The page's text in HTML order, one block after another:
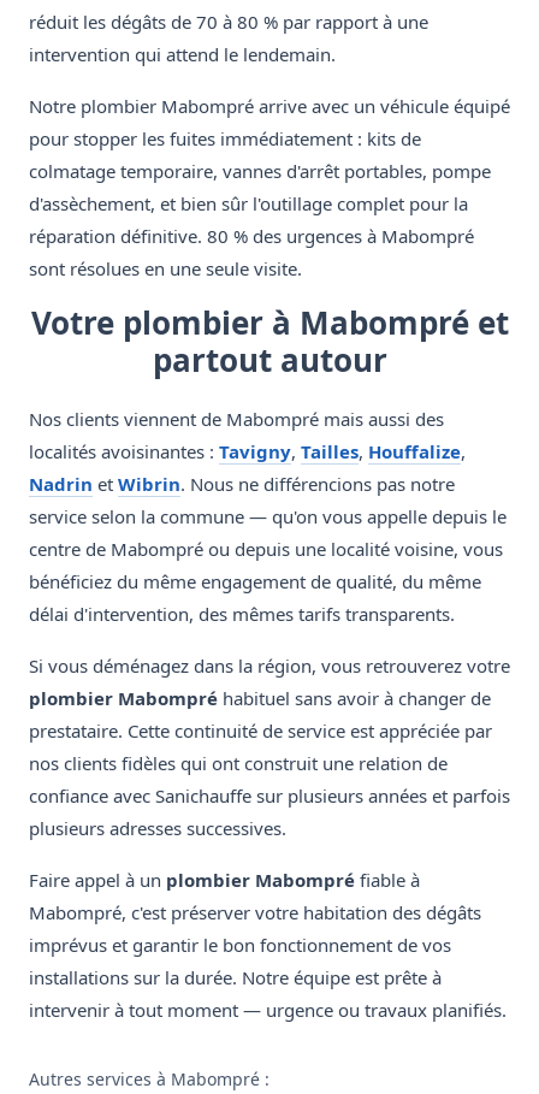
réduit les dégâts de 70 à 80 % par rapport à une
intervention qui attend le lendemain.
Notre plombier Mabompré arrive avec un véhicule équipé
pour stopper les fuites immédiatement : kits de
colmatage temporaire, vannes d'arrêt portables, pompe
d'assèchement, et bien sûr l'outillage complet pour la
réparation définitive. 80 % des urgences à Mabompré
sont résolues en une seule visite.
Votre plombier à Mabompré et
partout autour
Nos clients viennent de Mabompré mais aussi des
localités avoisinantes : Tavigny, Tailles, Houffalize,
Nadrin et Wibrin. Nous ne différencions pas notre
service selon la commune — qu'on vous appelle depuis le
centre de Mabompré ou depuis une localité voisine, vous
bénéficiez du même engagement de qualité, du même
délai d'intervention, des mêmes tarifs transparents.
Si vous déménagez dans la région, vous retrouverez votre
plombier Mabompré habituel sans avoir à changer de
prestataire. Cette continuité de service est appréciée par
nos clients fidèles qui ont construit une relation de
confiance avec Sanichauffe sur plusieurs années et parfois
plusieurs adresses successives.
Faire appel à un plombier Mabompré fiable à
Mabompré, c'est préserver votre habitation des dégâts
imprévus et garantir le bon fonctionnement de vos
installations sur la durée. Notre équipe est prête à
intervenir à tout moment — urgence ou travaux planifiés.
Autres services à Mabompré :